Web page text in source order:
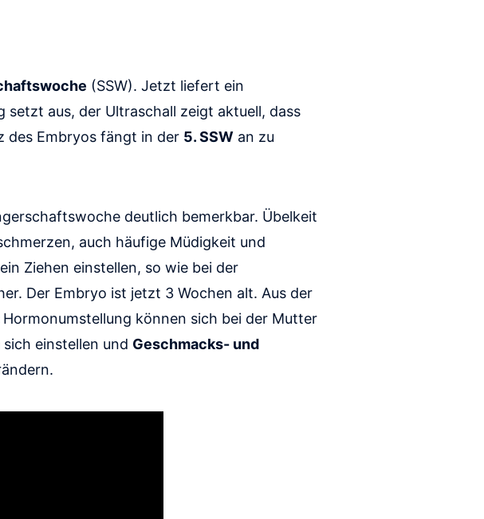
(SSW). Jetzt liefert ein
setzt aus, der Ultraschall zeigt aktuell, dass
des Embryos fängt in der 5. SSW an zu
deutlich bemerkbar. Übelkeit
auch häufige Müdigkeit und
Ziehen einstellen, so wie bei der
Der Embryo ist jetzt 3 Wochen alt. Aus der
können sich bei der Mutter
einstellen und Geschmacks- und